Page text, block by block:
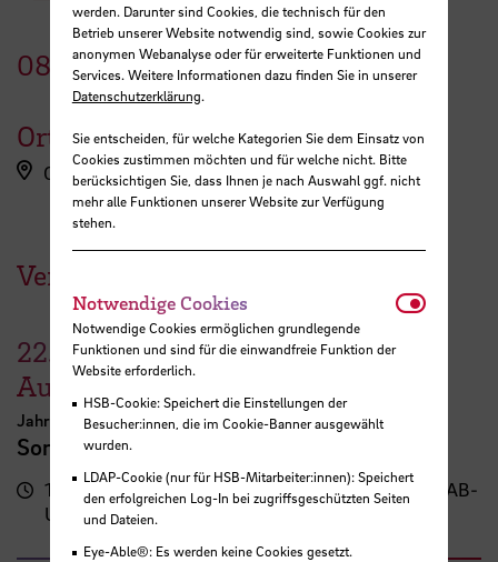
08. Februar2022
Ort
Online-Veranstaltung
Veranstaltungen der HSB
22. –30.
August
Jahresausstellung der School of Architecture Bremen
Sommerschau 2026
17:00
Uhr
Campus Neustadt, Neustadtswall (AB-
Gebäude)
werden. Darunter sind Cookies, die technisch für den
Betrieb unserer Website notwendig sind, sowie Cookies zur
anonymen Webanalyse oder für erweiterte Funktionen und
Services. Weitere Informationen dazu finden Sie in unserer
Datenschutzerklärung.
Sie entscheiden, für welche Kategorien Sie dem Einsatz von
Cookies zustimmen möchten und für welche nicht. Bitte
berücksichtigen Sie, dass Ihnen je nach Auswahl ggf. nicht
mehr alle Funktionen unserer Website zur Verfügung
stehen.
Notwendige Cookies
Notwendige Cookies ermöglichen grundlegende
Funktionen und sind für die einwandfreie Funktion der
Website erforderlich.
HSB-Cookie: Speichert die Einstellungen der
Besucher:innen, die im Cookie-Banner ausgewählt
wurden.
LDAP-Cookie (nur für HSB-Mitarbeiter:innen): Speichert
den erfolgreichen Log-In bei zugriffsgeschützten Seiten
und Dateien.
Eye-Able®: Es werden keine Cookies gesetzt.